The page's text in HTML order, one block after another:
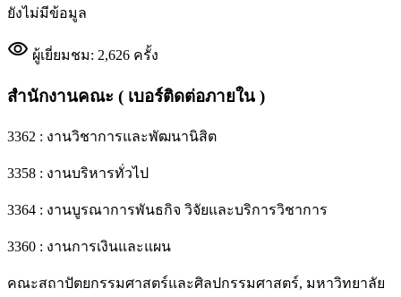
ยังไม่มีข้อมูล
visibility ผู้เยี่ยมชม: 2,626 ครั้ง
สำนักงานคณะ ( เบอร์ติดต่อภายใน )
3362 : งานวิชาการและพัฒนานิสิต
3358 : งานบริหารทั่วไป
3364 : งานบูรณาการพันธกิจ วิจัยและบริการวิชาการ
3360 : งานการเงินและแผน
คณะสถาปัตยกรรมศาสตร์และศิลปกรรมศาสตร์, มหาวิทยาลัย